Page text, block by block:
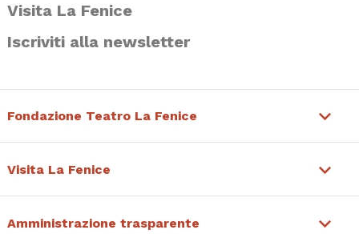
Visita La Fenice
Iscriviti alla newsletter
Fondazione Teatro La Fenice
Visita La Fenice
Amministrazione trasparente